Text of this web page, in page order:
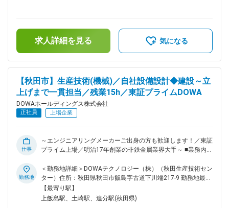
きる方を募集しております。 ■ポジションの特徴：一般的な生
産技術となる、企画、設計、工事、試運転に留まらず、研究・
開発～操業管理といった幅広い業務に挑戦できる点は当社なら
とまったHPとなります。 ぜひこちらもご確認ください。 ■働
き方：残業時間は月平均20時間程度です。 ■緊急呼び出しにつ
いて：同社では、休日の緊急呼び出しや夜間対応は当番制で担
当することとなっており、緊急対応した場合は、振替休日を取
って頂いております。 ■配属先について：DOWAホールディン
グス株式会社での採用にてDOWAテクノロジー株式会社への在
な連携のもと、製造・研究現場と一体になって、当事者の一員
として操業、建設、開発、解析などを検討、立案、実行してい
質改善を通じてCS(顧客満足)の向上を図る「品質保証部」、そ
して事業会社と のスムーズな連携を担う「企画部」、これら3
部門が一丸となって、“技術立社”に向けた多様な活動を展開し
ており、DOWAグループの技術を根底から支えています。 変
更の範囲：会社の定める業務
る可能性があります。月給(月額)は固定手当を含めた表記で
す。
求人詳細を見る 気になる
【秋田市】生産技術(機械)／自社設備設計◆建設～立
上げまで一貫担当／残業15h／東証プライムDOWA
DOWAホールディングス株式会社
正社員 上場企業
仕事
～エンジニアリングメーカーご出身の方も歓迎します！／東証
プライム上場／明治17年創業の非鉄金属業界大手～ ■業務内
ます。ご経験やスキルに応じて下記の業務を徐々にお任せ致し
ます。 【具体的な業務内容】 ◇製造設備に関わる新規建設や
装置開発・改善・保全の計画・実行 ◇建設業務（設備検討・
設計、コスト試算、発注、工事管理、立上げ、操業移管まで）
勤務地
＜勤務地詳細＞DOWAテクノロジー（株）（秋田生産技術セン
ター）住所：秋田県秋田市飯島字古道下川端217-9 勤務地最寄
駅：JR奥羽本線／土崎駅受動喫煙対策：屋内全面禁煙変更の
範囲：会社の定める事業所（リモートワーク含む）
【最寄り駅】
上飯島駅、土崎駅、追分駅(秋田県)